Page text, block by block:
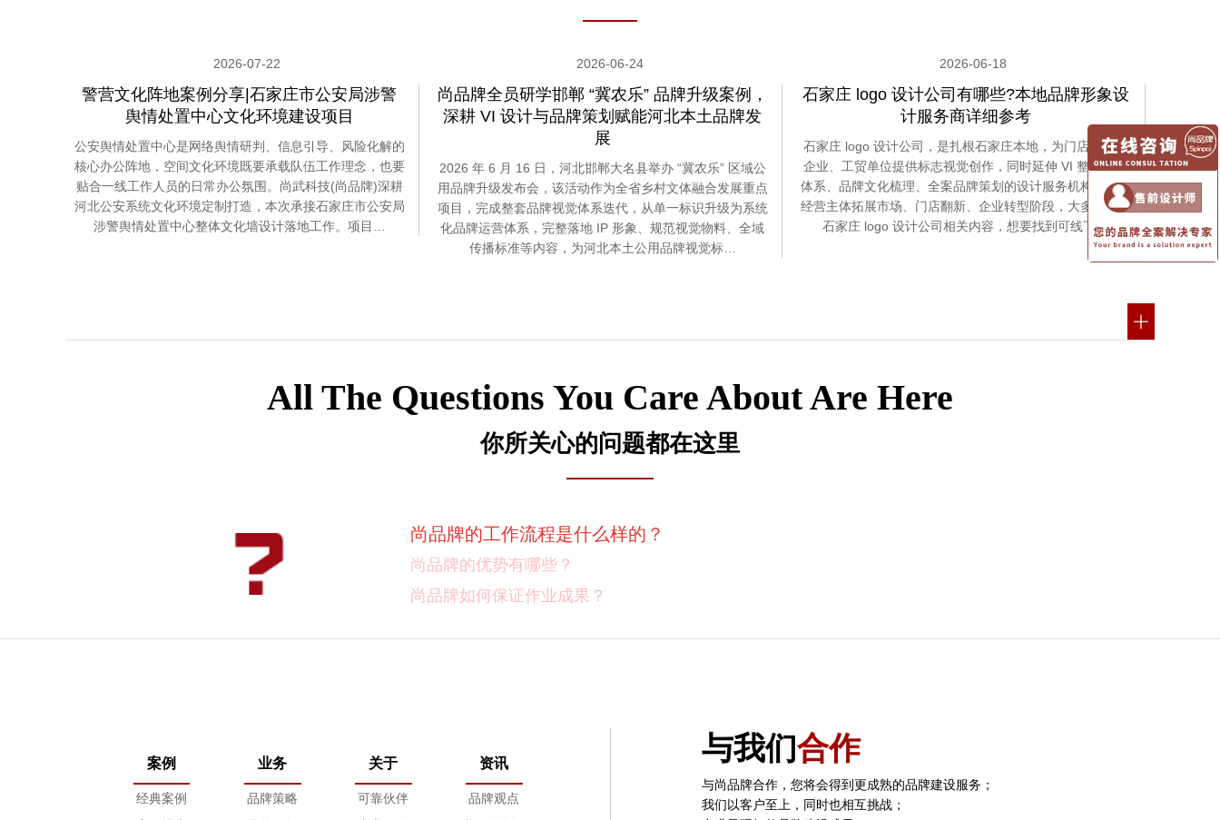
2026-07-22
警营文化阵地案例分享|石家庄市公安局涉警
舆情处置中心文化环境建设项目
公安舆情处置中心是网络舆情研判、信息引导、风险化解的
核心办公阵地，空间文化环境既要承载队伍工作理念，也要
贴合一线工作人员的日常办公氛围。尚武科技(尚品牌)深耕
河北公安系统文化环境定制打造，本次承接石家庄市公安局
涉警舆情处置中心整体文化墙设计落地工作。项目…
2026-06-24
尚品牌全员研学邯郸 “冀农乐” 品牌升级案例，
深耕 VI 设计与品牌策划赋能河北本土品牌发
展
2026 年 6 月 16 日，河北邯郸大名县举办 “冀农乐” 区域公
用品牌升级发布会，该活动作为全省乡村文体融合发展重点
项目，完成整套品牌视觉体系迭代，从单一标识升级为系统
化品牌运营体系，完整落地 IP 形象、规范视觉物料、全域
传播标准等内容，为河北本土公用品牌视觉标…
2026-06-18
石家庄 logo 设计公司有哪些?本地品牌形象设
计服务商详细参考
石家庄 logo 设计公司，是扎根石家庄本地，为门店、初创
企业、工贸单位提供标志视觉创作，同时延伸 VI 整套视觉
体系、品牌文化梳理、全案品牌策划的设计服务机构。本地
经营主体拓展市场、门店翻新、企业转型阶段，大多会检索
石家庄 logo 设计公司相关内容，想要找到可线下…
All The Questions You Care About Are Here
你所关心的问题都在这里
尚品牌的价格体系是什么样的？
尚品牌的工作流程是什么样的？
尚品牌的优势有哪些？
项目启动之前您需要给我们提供什么资料？
怎样保证项目进度按时完成？
案例
经典案例
业务
品牌策略
关于
可靠伙伴
资讯
品牌观点
与我们合作
与尚品牌合作，您将会得到更成熟的品牌建设服务；
我们以客户至上，同时也相互挑战；